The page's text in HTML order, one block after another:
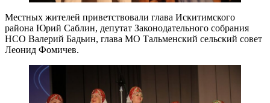
Местных жителей приветствовали глава Искитимского
района Юрий Саблин, депутат Законодательного собрания
НСО Валерий Бадьин, глава МО Тальменский сельский совет
Леонид Фомичев.